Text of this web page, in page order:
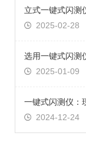
立式一键式闪测
2025-02-28
选用一键式闪测
2025-01-09
一键式闪测仪：
2024-12-24